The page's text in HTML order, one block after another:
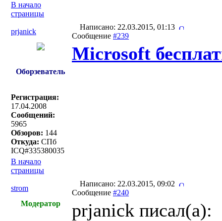
В начало
страницы
prjanick
Написано: 22.03.2015, 01:13
Сообщение #239
Оборзеватель
Регистрация:
17.04.2008
Сообщений:
5965
Обзоров: 144
Откуда: СПб
ICQ#335380035
Microsoft
В начало
страницы
strom
Написано: 22.03.2015, 09:02
Сообщение #240
Модератор
prjanick писал(a):